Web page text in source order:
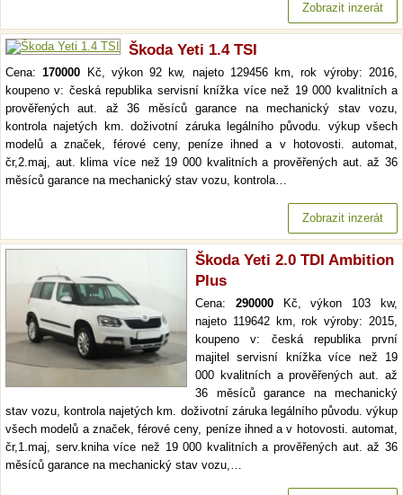
Zobrazit inzerát
Škoda Yeti 1.4 TSI
Cena:170000 Kč, výkon 92 kw, najeto 129456 km, rok výroby: 2016,
koupeno v: česká republika servisní knížka více než 19 000 kvalitních a
prověřených aut. až 36 měsíců garance na mechanický stav vozu,
kontrola najetých km. doživotní záruka legálního původu. výkup všech
modelů a značek, férové ceny, peníze ihned a v hotovosti. automat,
čr,2.maj, aut. klima více než 19 000 kvalitních a prověřených aut. až 36
měsíců garance na mechanický stav vozu, kontrola…
Zobrazit inzerát
Škoda Yeti 2.0 TDI Ambition
Plus
Cena: 290000Kč, výkon 103 kw,
najeto 119642 km, rok výroby: 2015,
koupeno v: česká republika první
majitel servisní knížka více než 19
000 kvalitních a prověřených aut. až
36 měsíců garance na mechanický
stav vozu, kontrola najetých km. doživotní záruka legálního původu. výkup
všech modelů a značek, férové ceny, peníze ihned a v hotovosti. automat,
čr,1.maj, serv.kniha více než 19 000 kvalitních a prověřených aut. až 36
měsíců garance na mechanický stav vozu,…